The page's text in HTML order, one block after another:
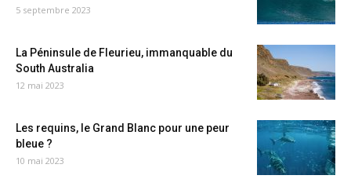
5 septembre 2023
La Péninsule de Fleurieu, immanquable du
South Australia
12 mai 2023
Les requins, le Grand Blanc pour une peur
bleue ?
10 mai 2023